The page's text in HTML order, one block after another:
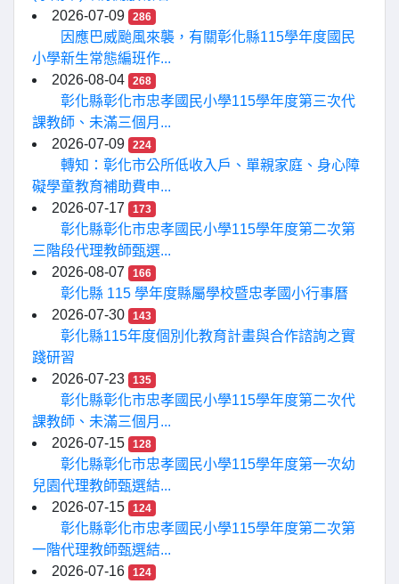
2026-07-09
286
因應巴威颱風來襲，有關彰化縣115學年度國民
小學新生常態編班作...
2026-08-04
268
彰化縣彰化市忠孝國民小學115學年度第三次代
課教師、未滿三個月...
2026-07-09
224
轉知：彰化市公所低收入戶、單親家庭、身心障
礙學童教育補助費申...
2026-07-17
173
彰化縣彰化市忠孝國民小學115學年度第二次第
三階段代理教師甄選...
2026-08-07
166
彰化縣 115 學年度縣屬學校暨忠孝國小行事曆
2026-07-30
143
彰化縣115年度個別化教育計畫與合作諮詢之實
踐研習
2026-07-23
135
彰化縣彰化市忠孝國民小學115學年度第二次代
課教師、未滿三個月...
2026-07-15
128
彰化縣彰化市忠孝國民小學115學年度第一次幼
兒園代理教師甄選結...
2026-07-15
124
彰化縣彰化市忠孝國民小學115學年度第二次第
一階代理教師甄選結...
2026-07-16
124